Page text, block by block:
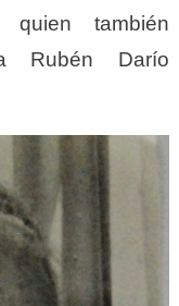
quien también
Rubén Darío